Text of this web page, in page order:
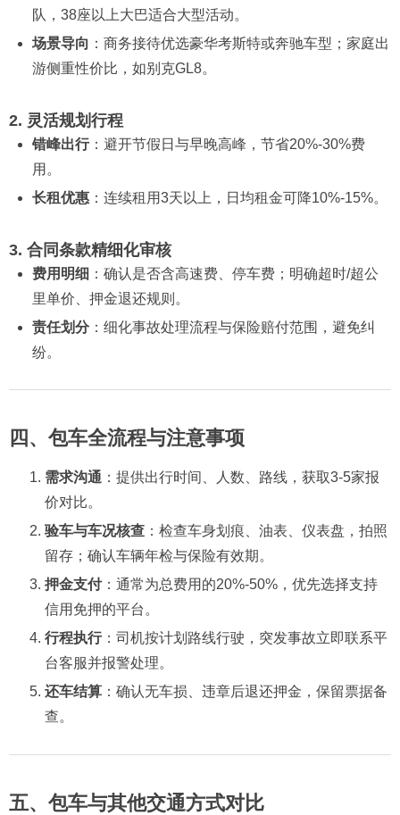
队，38座以上大巴适合大型活动。
场景导向 ：商务接待优选豪华考斯特或奔驰车型；家庭出
游侧重性价比，如别克GL8。
2. 灵活规划行程
错峰出行：避开节假日与早晚高峰，节省20%-30%费
用。
长租优惠：连续租用3天以上，日均租金可降10%-15%。
3. 合同条款精细化审核
费用明细 ：确认是否含高速费、停车费；明确超时/超公
里单价、押金退还规则。
责任划分：细化事故处理流程与保险赔付范围，避免纠
纷。
四、包车全流程与注意事项
需求沟通 ：提供出行时间、人数、路线，获取3-5家报
价对比。
验车与车况核查 ：检查车身划痕、油表、仪表盘，拍照
留存；确认车辆年检与保险有效期。
押金支付：通常为总费用的20%-50%，优先选择支持
信用免押的平台。
行程执行：司机按计划路线行驶，突发事故立即联系平
台客服并报警处理。
还车结算 ：确认无车损、违章后退还押金，保留票据备
查。
五、包车与其他交通方式对比